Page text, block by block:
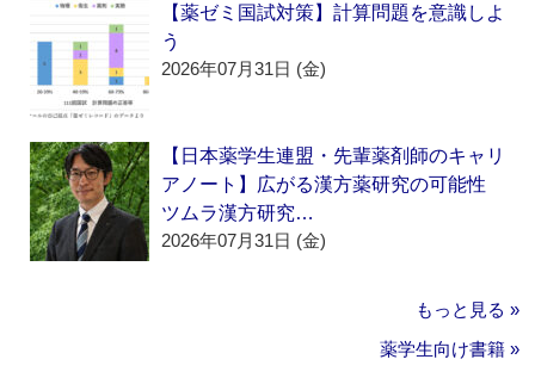
【薬ゼミ国試対策】計算問題を意識しよ
う
2026年07月31日 (金)
【日本薬学生連盟・先輩薬剤師のキャリ
アノート】広がる漢方薬研究の可能性
ツムラ漢方研究…
2026年07月31日 (金)
もっと見る »
薬学生向け書籍 »